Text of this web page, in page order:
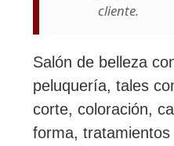
cliente.
Salón de belleza
peluquería, tales
corte, coloración,
forma, tratamientos